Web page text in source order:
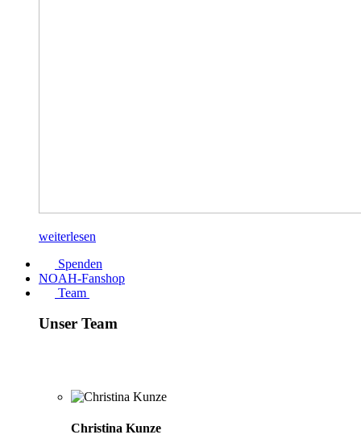
weiterlesen
Spenden
NOAH-Fanshop
Team
Unser Team
Christina Kunze